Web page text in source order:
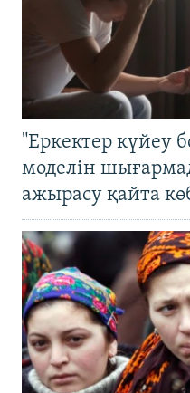
"Еркектер күйеу
моделін
ажырасу қайта